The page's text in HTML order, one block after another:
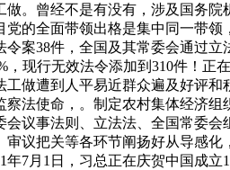
做。曾经不是有没有，涉及国务
党的全面带领出格是集中同一带
令案38件，全国及其常委会通过
，现行无效法令添加到310件！
工做遭到人平易近群众遍及好评
察法使命，。制定农村集体经济
会议事法则、立法法、全国常委
议把关等各环节阐扬好从导感
年7月1日，习总正在庆贺中国成